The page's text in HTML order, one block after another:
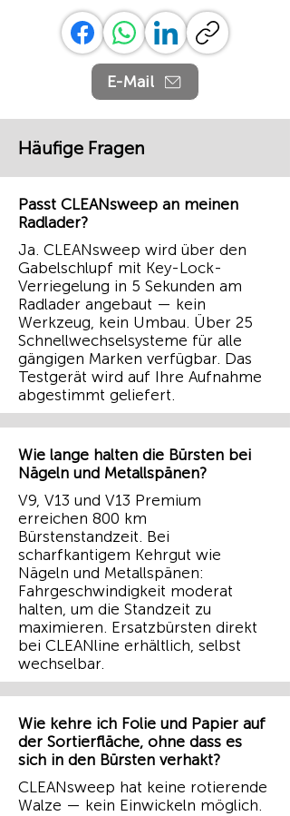
E-Mail
Häufige Fragen
Passt CLEANsweep an meinen
Radlader?
Ja. CLEANsweep wird über den
Gabelschlupf mit Key-Lock-
Verriegelung in 5 Sekunden am
Radlader angebaut — kein
Werkzeug, kein Umbau. Über 25
Schnellwechselsysteme für alle
gängigen Marken verfügbar. Das
Testgerät wird auf Ihre Aufnahme
abgestimmt geliefert.
Wie lange halten die Bürsten bei
Nägeln und Metallspänen?
V9, V13 und V13 Premium
erreichen 800 km
Bürstenstandzeit. Bei
scharfkantigem Kehrgut wie
Nägeln und Metallspänen:
Fahrgeschwindigkeit moderat
halten, um die Standzeit zu
maximieren. Ersatzbürsten direkt
bei CLEANline erhältlich, selbst
wechselbar.
Wie kehre ich Folie und Papier auf
der Sortierfläche, ohne dass es
sich in den Bürsten verhakt?
CLEANsweep hat keine rotierende
Walze — kein Einwickeln möglich.